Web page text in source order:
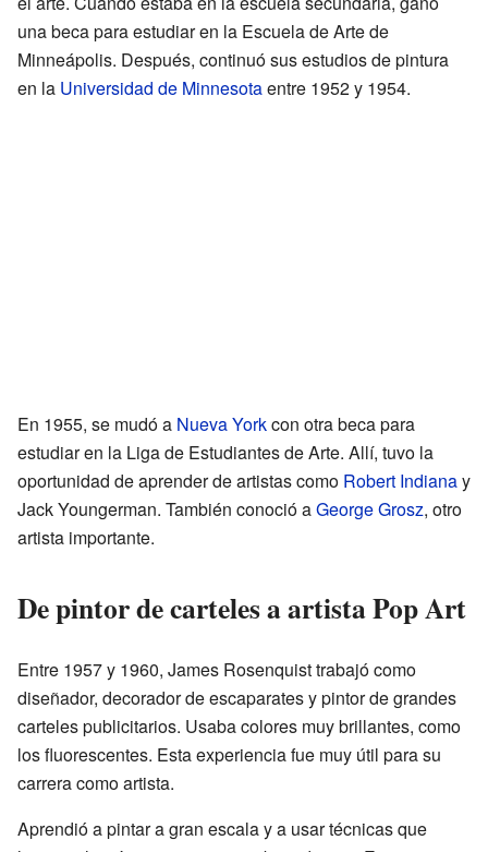
una beca para estudiar en la Escuela de Arte de
Minneápolis. Después, continuó sus estudios de pintura
en la Universidad de Minnesotaentre 1952 y 1954.
En 1955, se mudó a Nueva Yorkcon otra beca para
estudiar en la Liga de Estudiantes de Arte. Allí, tuvo la
oportunidad de aprender de artistas como Robert Indianay
Jack Youngerman. También conoció aGeorge Grosz, otro
artista importante.
De pintor de carteles a artista Pop Art
Entre 1957 y 1960, James Rosenquist trabajó como
diseñador, decorador de escaparates y pintor de grandes
carteles publicitarios. Usaba colores muy brillantes, como
los fluorescentes. Esta experiencia fue muy útil para su
carrera como artista.
Aprendió a pintar a gran escala y a usar técnicas que